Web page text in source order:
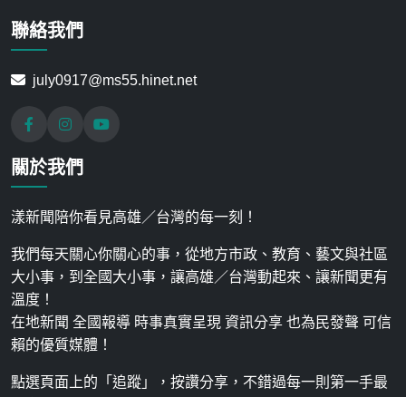
聯絡我們
july0917@ms55.hinet.net
關於我們
漾新聞陪你看見高雄／台灣的每一刻！
我們每天關心你關心的事，從地方市政、教育、藝文與社區
大小事，到全國大小事，讓高雄／台灣動起來、讓新聞更有
溫度！
在地新聞 全國報導 時事真實呈現 資訊分享 也為民發聲 可信
賴的優質媒體！
點選頁面上的「追蹤」，按讚分享，不錯過每一則第一手最